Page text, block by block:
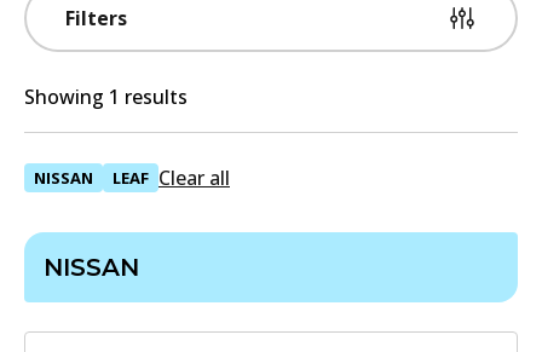
Filters
Showing 1 results
NISSAN LEAF Clear all
NISSAN